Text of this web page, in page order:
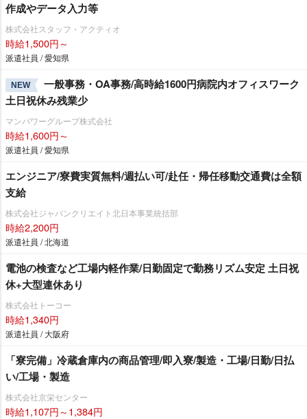
作成やデータ入力等
株式会社スタッフ・アクティオ
時給1,500円～
派遣社員 / 愛知県
NEW
一般事務・OA事務/高時給1600円病院内オフィスワーク
土日祝休み残業少
マンパワーグループ株式会社
時給1,600円～
派遣社員 / 愛知県
エンジニア/寮費実質無料/週払い可/赴任・帰任移動交通費は全額
支給
株式会社ジャパンクリエイト北日本事業統括部
時給2,200円
派遣社員 / 北海道
電池の検査など工場内軽作業/日勤固定で勤務リズム安定 土日祝
休+大型連休あり
株式会社トーコー
時給1,340円
派遣社員 / 大阪府
「寮完備」冷蔵倉庫内の商品管理/即入寮/製造・工場/日勤/日払
い/工場・製造
株式会社京栄センター
時給1,107円～1,384円